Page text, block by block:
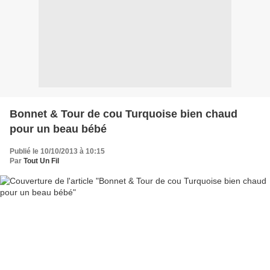
Bonnet & Tour de cou Turquoise bien chaud
pour un beau bébé
Publié le 10/10/2013 à 10:15
Par Tout Un Fil